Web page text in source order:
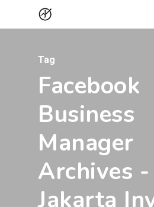
to
Tag
Facebook
Business
Manager
Archives -
Jakarta